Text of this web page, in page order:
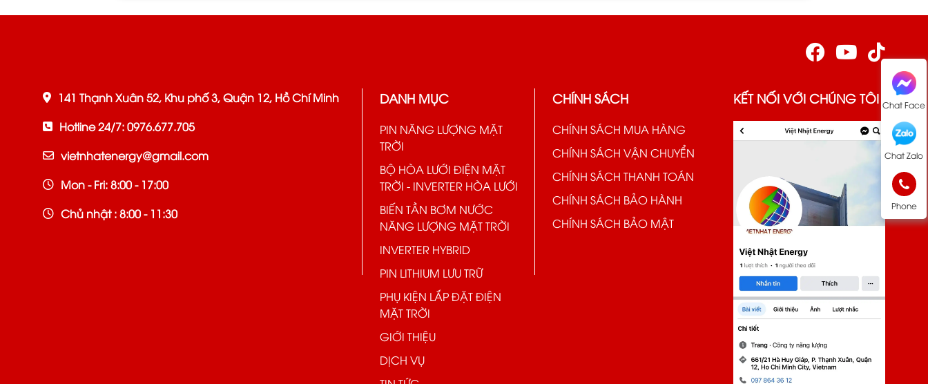
Chat Face
Chat Zalo
Phone
141 Thạnh Xuân 52, Khu phố 3, Quận 12, Hồ Chí Minh
Hotline 24/7: 0976.677.705
vietnhatenergy@gmail.com
Mon - Fri: 8:00 - 17:00
Chủ nhật : 8:00 - 11:30
DANH MỤC
PIN NĂNG LƯỢNG MẶT
TRỜI
BỘ HÒA LƯỚI ĐIỆN MẶT
TRỜI - INVERTER HÒA LƯỚI
BIẾN TẦN BƠM NƯỚC
NĂNG LƯỢNG MẶT TRỜI
INVERTER HYBRID
PIN LITHIUM LƯU TRỮ
PHỤ KIỆN LẮP ĐẶT ĐIỆN
MẶT TRỜI
GIỚI THIỆU
DỊCH VỤ
CHÍNH SÁCH
CHÍNH SÁCH MUA HÀNG
CHÍNH SÁCH VẬN CHUYỂN
CHÍNH SÁCH THANH TOÁN
CHÍNH SÁCH BẢO HÀNH
CHÍNH SÁCH BẢO MẬT
KẾT NỐI VỚI CHÚNG TÔI